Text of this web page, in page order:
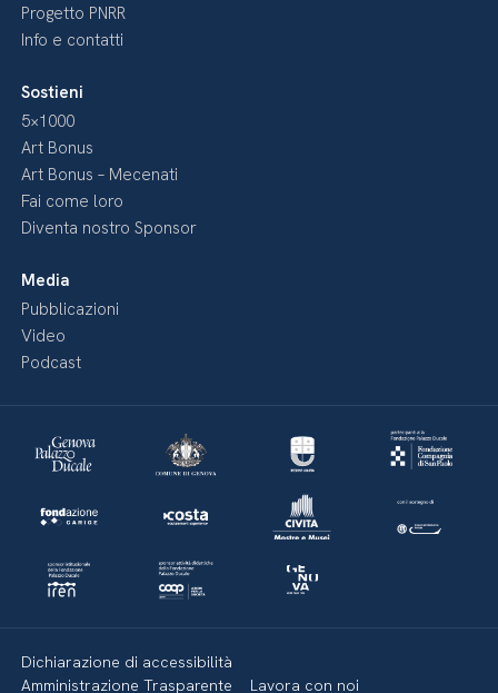
Progetto PNRR
Info e contatti
Sostieni
5×1000
Art Bonus
Art Bonus – Mecenati
Fai come loro
Diventa nostro Sponsor
Media
Pubblicazioni
Video
Podcast
Dichiarazione di accessibilità
Amministrazione Trasparente
Lavora con noi